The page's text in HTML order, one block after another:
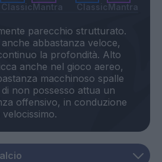
ClassicMantra ClassicMantra
parecchio strutturato.
abbastanza veloce,
la profondità. Alto
anche nel gioco aereo,
macchinoso spalle
non possesso attua un
offensivo, in conduzione